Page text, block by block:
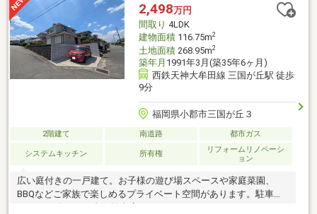
2,498万円
間取り 4LDK
建物面積116.75m2
土地面積268.95m2
築年月 1991年3月(築35年6ヶ月)
西鉄天神大牟田線 三国が丘駅 徒歩
9分
福岡県小郡市三国が丘３
2階建て 南道路 都市ガス
システムキッチン 所有権
リフォームリノベーシ
ョン
広い庭付きの一戸建て。お子様の遊び場スペースや家庭菜園、
BBQなどご家族で楽しめるプライベート空間があります。駐車ス